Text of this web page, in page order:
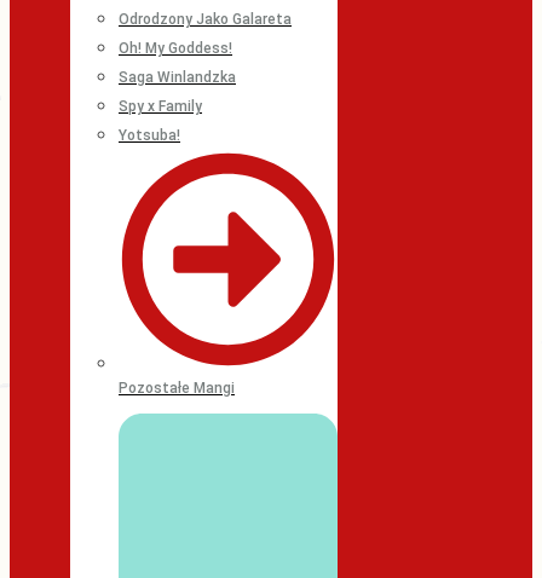
Odrodzony Jako Galareta
Oh! My Goddess!
Saga Winlandzka
Spy x Family
Yotsuba!
Pozostałe Mangi